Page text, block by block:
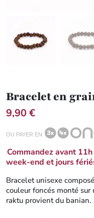
Bracelet en
9,90 €
OU PAYER EN
Commandez avant
week-end et jours
Bracelet unisexe
couleur foncés monté
raktu provient du banian.